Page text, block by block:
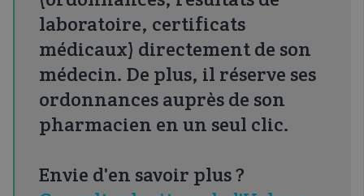
laboratoire, certificats
médicaux) directement de son
médecin. De plus, il réserve ses
ordonnances auprès de son
pharmacien en un seul clic.
Envie d'en savoir plus ?